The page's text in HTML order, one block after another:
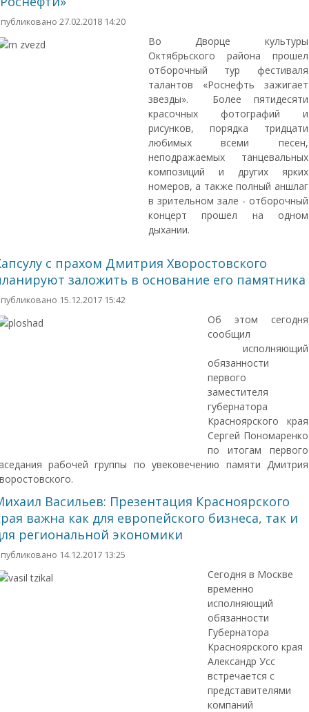
27.02.2018 14:20
Во Дворце культуры
Октябрьского района прошел
отборочный тур фестиваля
талантов «Роснефть зажигает
звезды». Более пятидесяти
красочных фотографий и
рисунков, порядка тридцати
любимых всеми песен,
неподражаемых танцевальных
композиций и других ярких
номеров, а также полный аншлаг
в зрительном зале - отборочный
концерт прошел на одном
дыхании.
с прахом Дмитрия Хворостовского
заложить в основание его памятника
15.12.2017 15:42
Об этом сегодня
сообщил
исполняющий
обязанности
первого
заместителя
губернатора
Красноярского края
Сергей Пономаренко
по итогам первого
рабочей группы по увековечению памяти Дмитрия
Васильев: Презентация Красноярского
важна как для европейского бизнеса, так и
региональной экономики
14.12.2017 13:25
Сегодня в Москве
временно
исполняющий
обязанности
Губернатора
Красноярского края
Александр Усс
встречается с
представителями
компаний